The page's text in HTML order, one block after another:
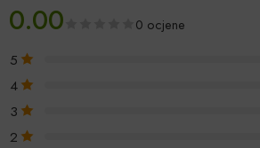
0.00 0 ocjene
5
4
3
2